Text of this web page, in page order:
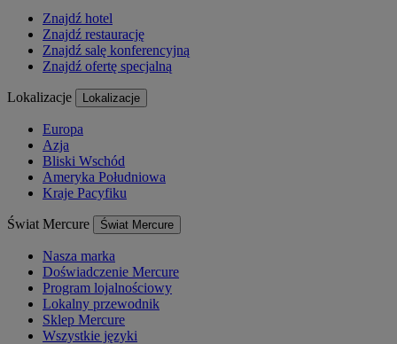
Znajdź hotel
Znajdź restaurację
Znajdź salę konferencyjną
Znajdź ofertę specjalną
Lokalizacje Lokalizacje
Europa
Azja
Bliski Wschód
Ameryka Południowa
Kraje Pacyfiku
Świat Mercure Świat Mercure
Nasza marka
Doświadczenie Mercure
Program lojalnościowy
Lokalny przewodnik
Sklep Mercure
Wszystkie języki